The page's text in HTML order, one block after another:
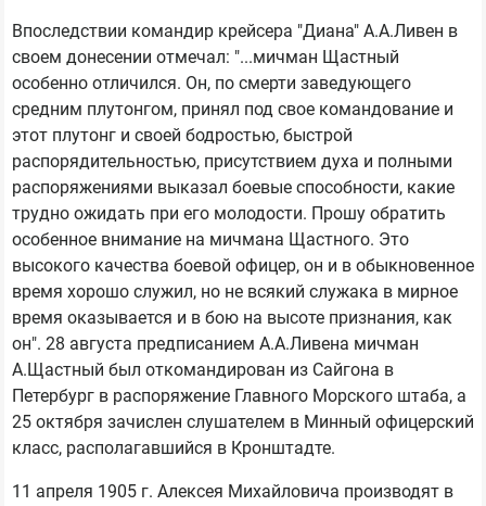
Впоследствии командир крейсера "Диана" А.А.Ливен в
своем донесении отмечал: "...мичман Щастный
особенно отличился. Он, по смерти заведующего
средним плутонгом, принял под свое командование и
этот плутонг и своей бодростью, быстрой
распорядительностью, присутствием духа и полными
распоряжениями выказал боевые способности, какие
трудно ожидать при его молодости. Прошу обратить
особенное внимание на мичмана Щастного. Это
высокого качества боевой офицер, он и в обыкновенное
время хорошо служил, но не всякий служака в мирное
время оказывается и в бою на высоте признания, как
он". 28 августа предписанием А.А.Ливена мичман
А.Щастный был откомандирован из Сайгона в
Петербург в распоряжение Главного Морского штаба, а
25 октября зачислен слушателем в Минный офицерский
класс, располагавшийся в Кронштадте.
11 апреля 1905 г. Алексея Михайловича производят в